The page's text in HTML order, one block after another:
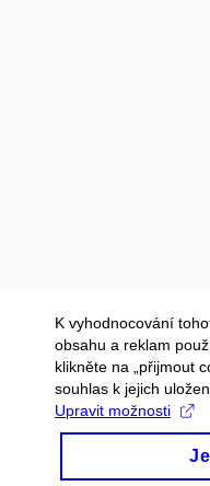
K vyhodnocování
obsahu a reklam
klikněte na „přijmout
souhlas k jejich
Upravit možnosti